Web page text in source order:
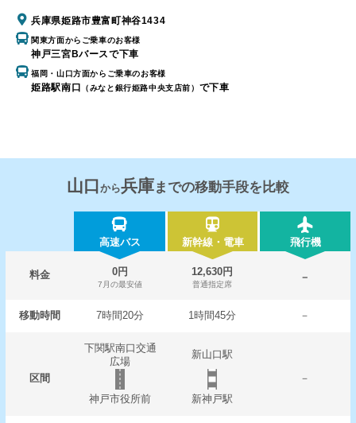
兵庫県姫路市豊富町神谷1434
関東方面からご乗車のお客様
神戸三宮Bバースで下車
福岡・山口方面からご乗車のお客様
姫路駅南口 （みなと銀行姫路中央支店前） で下車
山口 から兵庫までの移動手段を比較
高速バス 新幹線・電車 飛行機
料金 0円
7月の最安値
12,630円
普通指定席
－
移動時間 7時間20分 1時間45分 －
区間
下関駅南口交通
広場
新山口駅
－
神戸市役所前
新神戸駅